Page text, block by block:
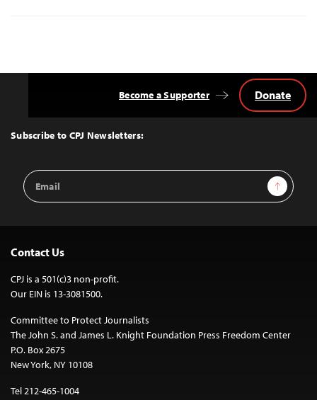
Top
Subscribe to CPJ Newsletters:
Email
Address
Sign Up
Become a Supporter Donate
Contact Us
CPJ is a 501(c)3 non-profit.
Our EIN is 13-3081500.
Committee to Protect Journalists
The John S. and James L. Knight Foundation Press Freedom Center
P.O. Box 2675
New York, NY 10108
Tel 212-465-1004